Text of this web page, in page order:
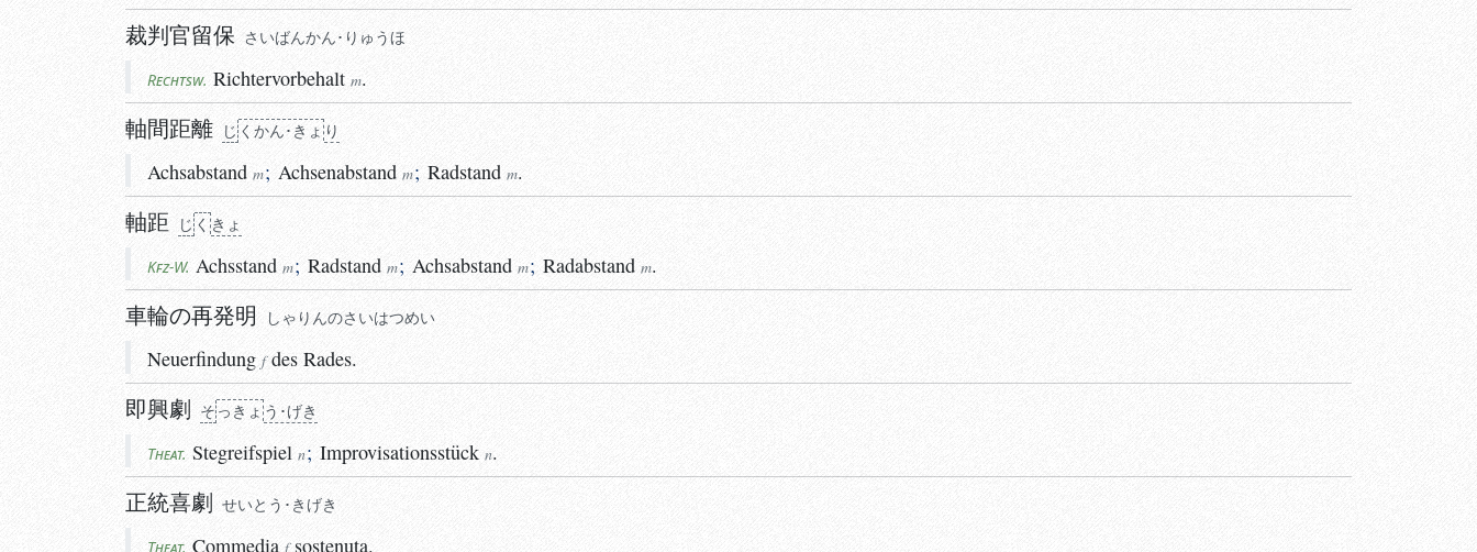
裁判官留保 さいばんかん･りゅうほ
Rechtsw. Richtervorbehalt m.
軸間距離 じ くかん･きょり
Achsabstand m; Achsenabstand m; Radstand m.
軸距 じ くきょ
Kfz-W. Achsstand m; Radstand m; Achsabstand m; Radabstand m.
車輪の再発明 しゃりんのさいはつめい
Neuerfindung fdes Rades.
即興劇 そっきょう･げき
Theat. Stegreifspiel n; Improvisationsstück n.
正統喜劇 せいとう･きげき
Theat. Commedia fsostenuta.